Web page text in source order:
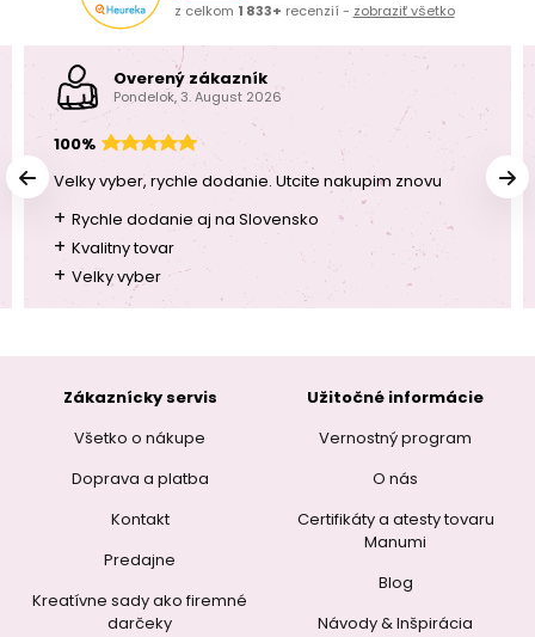
z celkom 1 833+ recenzií - zobraziť všetko
Overený zákazník
Pondelok, 3. August 2026
100%
Velky vyber, rychle dodanie. Utcite nakupim znovu
+ Rychle dodanie aj na Slovensko
+ Kvalitny tovar
+ Velky vyber
Zákaznícky servis
Všetko o nákupe
Doprava a platba
Kontakt
Predajne
Kreatívne sady ako firemné
darčeky
Užitočné informácie
Vernostný program
O nás
Certifikáty a atesty tovaru
Manumi
Blog
Návody & Inšpirácia